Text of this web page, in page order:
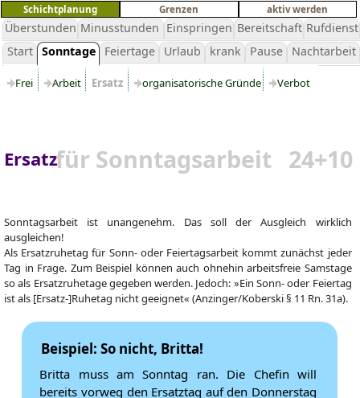
Schichtplanung Grenzen aktiv werden
Überstunden Minusstunden Einspringen Bereitschaft Rufdienst
Start Sonntage Feiertage Urlaub krank Pause Nachtarbeit
Frei Arbeit Ersatz organisatorische Gründe Verbot
Ersatzfür Sonntagsarbeit 24+10
Sonntagsarbeit ist unangenehm. Das soll der Ausgleich wirklich
ausgleichen!
Als Ersatzruhetag für Sonn- oder Feiertagsarbeit kommt zunächst jeder
Tag in Frage. Zum Beispiel können auch ohnehin arbeitsfreie Samstage
so als Ersatzruhetage gegeben werden. Jedoch: »Ein Sonn- oder Feiertag
ist als [Ersatz-]Ruhetag nicht geeignet« (Anzinger/Koberski § 11 Rn. 31a).
Beispiel: So nicht, Britta!
Britta muss am Sonntag ran. Die Chefin will
bereits vorweg den Ersatztag auf den Donnerstag